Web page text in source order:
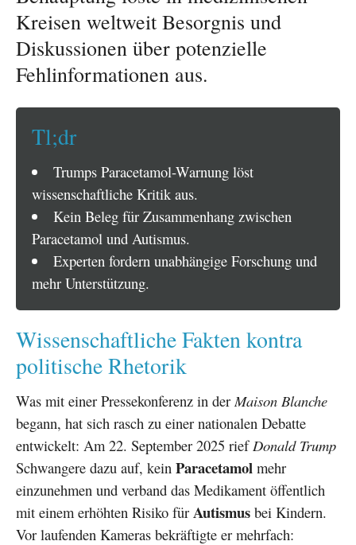
Kreisen weltweit Besorgnis und
Diskussionen über potenzielle
Fehlinformationen aus.
Tl;dr
Trumps Paracetamol-Warnung löst
wissenschaftliche Kritik aus.
Kein Beleg für Zusammenhang zwischen
Paracetamol und Autismus.
Experten fordern unabhängige Forschung und
mehr Unterstützung.
Wissenschaftliche Fakten kontra
politische Rhetorik
Was mit einer Pressekonferenz in der Maison Blanche
begann, hat sich rasch zu einer nationalen Debatte
entwickelt: Am 22. September 2025 rief Donald Trump
Schwangere dazu auf, kein Paracetamol mehr
einzunehmen und verband das Medikament öffentlich
mit einem erhöhten Risiko für Autismus bei Kindern.
Vor laufenden Kameras bekräftigte er mehrfach: